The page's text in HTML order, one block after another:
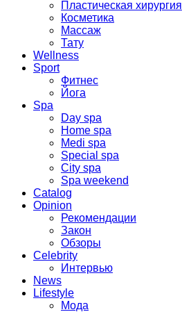
Пластическая хирургия
Косметика
Массаж
Тату
Wellness
Sport
Фитнес
Йога
Spa
Day spa
Home spa
Medi spa
Special spa
City spa
Spa weekend
Catalog
Opinion
Рекомендации
Закон
Обзоры
Celebrity
Интервью
News
Lifestyle
Мода